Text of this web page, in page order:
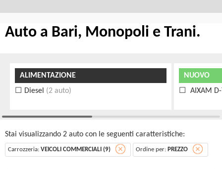
Auto a Bari, Monopoli e Trani.
ALIMENTAZIONE
Diesel (2 auto)
NUOVO
AIXAM
Stai visualizzando 2 auto con le seguenti caratteristiche:
Carrozzeria: VEICOLI COMMERCIALI (9) Ordine per: PREZZO